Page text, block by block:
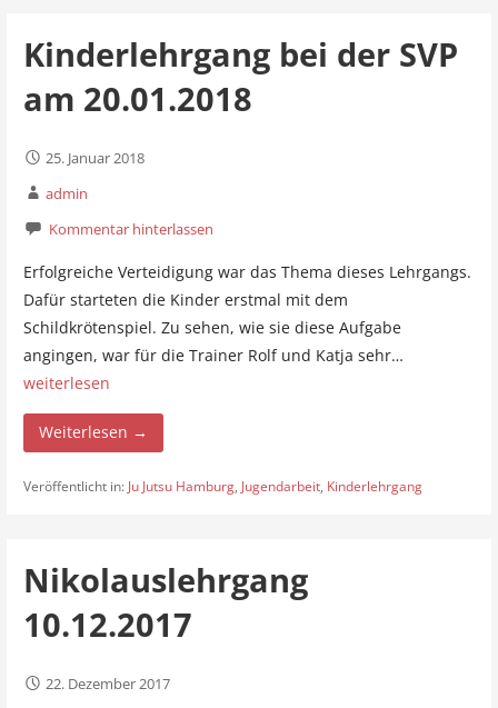
Kinderlehrgang bei der SVP
am 20.01.2018
25. Januar 2018
admin
Kommentar hinterlassen
Erfolgreiche Verteidigung war das Thema dieses Lehrgangs.
Dafür starteten die Kinder erstmal mit dem
Schildkrötenspiel. Zu sehen, wie sie diese Aufgabe
angingen, war für die Trainer Rolf und Katja sehr…
weiterlesen
Weiterlesen →
Veröffentlicht in: Ju Jutsu Hamburg, Jugendarbeit, Kinderlehrgang
Nikolauslehrgang
10.12.2017
22. Dezember 2017